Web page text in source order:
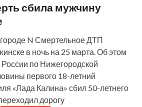
сбила мужчину
N Смертельное ДТП
в ночь на 25 марта. Об этом
по Нижегородской
первого 18-летний
«Лада Калина» сбил 50-летнего
дорогу